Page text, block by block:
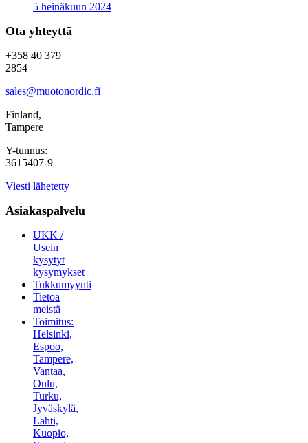
5 heinäkuun 2024
Ota yhteyttä
+358 40 379
2854
sales@muotonordic.fi
Finland,
Tampere
Y-tunnus:
3615407-9
Viesti lähetetty
Asiakaspalvelu
UKK /
Usein
kysytyt
kysymykset
Tukkumyynti
Tietoa
meistä
Toimitus:
Helsinki,
Espoo,
Tampere,
Vantaa,
Oulu,
Turku,
Jyväskylä,
Lahti,
Kuopio,